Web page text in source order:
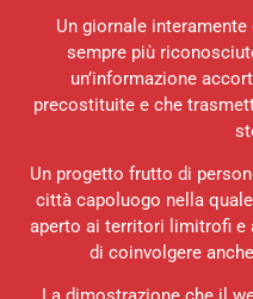
Un giornale
sempre più
un’informazione
precostituite e che
Un progetto frutto di
città capoluogo nella
aperto ai territori limitrofi e
di coinvolgere